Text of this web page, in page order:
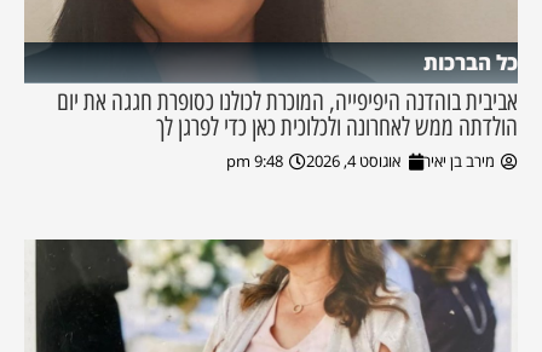
כל הברכות
אביבית בוהדנה היפיפייה, המוכרת לכולנו כסופרת חגגה את יום
הולדתה ממש לאחרונה ולכלוכית כאן כדי לפרגן לך
מירב בן יאיר אוגוסט 4, 2026 9:48 pm